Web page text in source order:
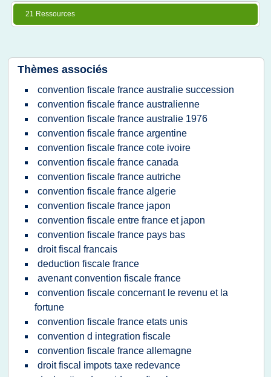
21 Ressources
Thèmes associés
convention fiscale france australie succession
convention fiscale france australienne
convention fiscale france australie 1976
convention fiscale france argentine
convention fiscale france cote ivoire
convention fiscale france canada
convention fiscale france autriche
convention fiscale france algerie
convention fiscale france japon
convention fiscale entre france et japon
convention fiscale france pays bas
droit fiscal francais
deduction fiscale france
avenant convention fiscale france
convention fiscale concernant le revenu et la
fortune
convention fiscale france etats unis
convention d integration fiscale
convention fiscale france allemagne
droit fiscal impots taxe redevance